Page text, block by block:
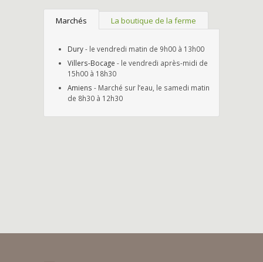
Marchés La boutique de la ferme
Dury- le vendredi matin de 9h00 à 13h00
Villers-Bocage - le vendredi après-midi de
15h00 à 18h30
Amiens - Marché sur l’eau, le samedi matin
de 8h30 à 12h30